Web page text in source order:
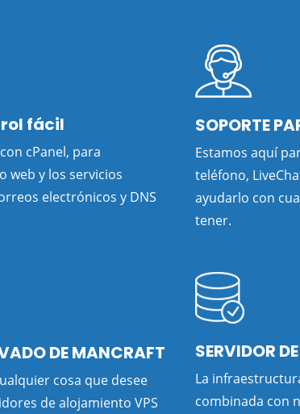
fácil
cPanel, para
web y los servicios
electrónicos y DNS
SOPORTE
Estamos aquí
teléfono,
ayudarlo con
tener.
DE MANCRAFT
cosa que desee
de alojamiento VPS
SERVIDOR
La
combinada con